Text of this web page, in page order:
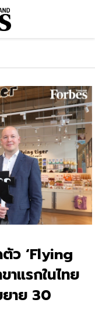
ว ‘Flying
แรกในไทย
าย 30